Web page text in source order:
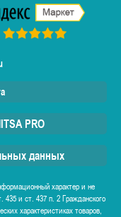
PRO
данных
характер и не
и ст. 437 п. 2 Гражданского
характеристиках товаров,